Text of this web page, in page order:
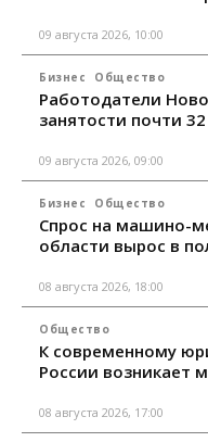
09 августа 2026, 10:00
Бизнес Общество
Работодатели
занятости почти
09 августа 2026, 09:00
Бизнес Общество
Спрос на машино-
области вырос в
08 августа 2026, 18:00
Общество
К современному
России возникает
08 августа 2026, 17:00